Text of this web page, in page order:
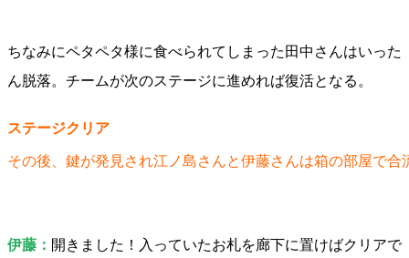
ちなみにペタペタ様に食べられてしまった田中さんはいった
ん脱落。チームが次のステージに進めれば復活となる。
ステージクリア
その後、鍵が発見され江ノ島さんと伊藤さんは箱の部屋で合
伊藤： 開きました！入っていたお札を廊下に置けばクリアで